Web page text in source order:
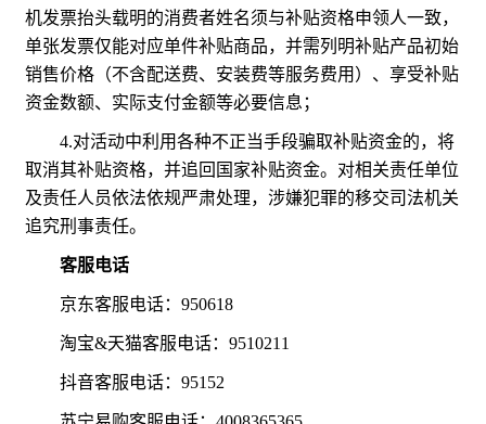
机发票抬头载明的消费者姓名须与补贴资格申领人一致，
单张发票仅能对应单件补贴商品，并需列明补贴产品初始
销售价格（不含配送费、安装费等服务费用）、享受补贴
资金数额、实际支付金额等必要信息；
4.对活动中利用各种不正当手段骗取补贴资金的，将
取消其补贴资格，并追回国家补贴资金。对相关责任单位
及责任人员依法依规严肃处理，涉嫌犯罪的移交司法机关
追究刑事责任。
客服电话
京东客服电话：950618
淘宝&天猫客服电话：9510211
抖音客服电话：95152